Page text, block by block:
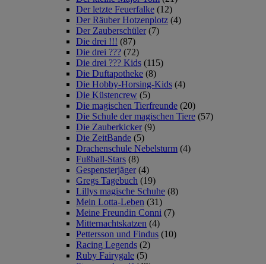
Der letzte Feuerfalke (12)
Der Räuber Hotzenplotz (4)
Der Zauberschüler (7)
Die drei !!! (87)
Die drei ??? (72)
Die drei ??? Kids (115)
Die Duftapotheke (8)
Die Hobby-Horsing-Kids (4)
Die Küstencrew (5)
Die magischen Tierfreunde (20)
Die Schule der magischen Tiere (57)
Die Zauberkicker (9)
Die ZeitBande (5)
Drachenschule Nebelsturm (4)
Fußball-Stars (8)
Gespensterjäger (4)
Gregs Tagebuch (19)
Lillys magische Schuhe (8)
Mein Lotta-Leben (31)
Meine Freundin Conni (7)
Mitternachtskatzen (4)
Pettersson und Findus (10)
Racing Legends (2)
Ruby Fairygale (5)